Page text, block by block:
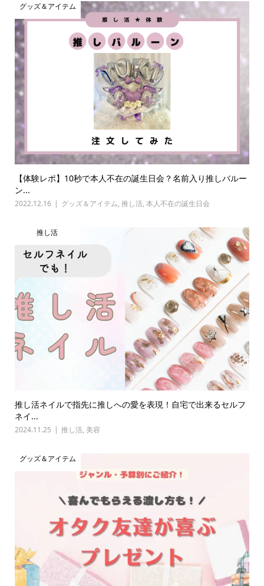
グッズ＆アイテム
【体験レポ】10秒で本人不在の誕生日会？名前入り推しバルー
ン...
2022.12.16 グッズ＆アイテム, 推し活, 本人不在の誕生日会
推し活
推し活ネイルで指先に推しへの愛を表現！自宅で出来るセルフ
ネイ...
2024.11.25 推し活, 美容
グッズ＆アイテム